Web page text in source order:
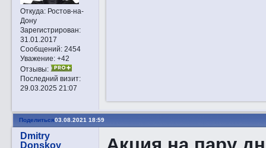
Откуда:Ростов-на-
Дону
Зарегистрирован:
31.01.2017
Сообщений:2454
Уважение: +42
Отзывы:
Последний визит:
29.03.2025 21:07
Поделиться03.08.2021 18:59
Dmitry
Donskoy